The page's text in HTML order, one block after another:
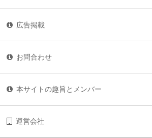
広告掲載
お問合わせ
本サイトの趣旨とメンバー
運営会社